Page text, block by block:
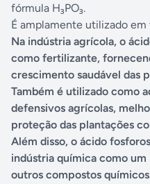
fórmula H₃PO₃.
É amplamente utilizado em
Na indústria agrícola, o
como fertilizante,
crescimento saudável das
Também é utilizado como
defensivos agrícolas,
proteção das plantações
Além disso, o ácido
indústria química como
outros compostos químicos